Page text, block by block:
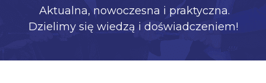
Aktualna, nowoczesna i praktyczna.
Dzielimy się wiedzą i doświadczeniem!